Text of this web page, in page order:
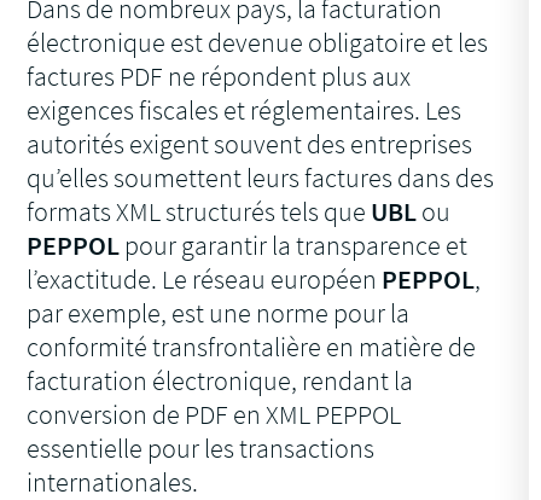
Dans de nombreux pays, la facturation
électronique est devenue obligatoire et les
factures PDF ne répondent plus aux
exigences fiscales et réglementaires. Les
autorités exigent souvent des entreprises
qu’elles soumettent leurs factures dans des
formats XML structurés tels que UBLou
PEPPOL pour garantir la transparence et
l’exactitude. Le réseau européen PEPPOL,
par exemple, est une norme pour la
conformité transfrontalière en matière de
facturation électronique, rendant la
conversion de PDF en XML PEPPOL
essentielle pour les transactions
internationales.